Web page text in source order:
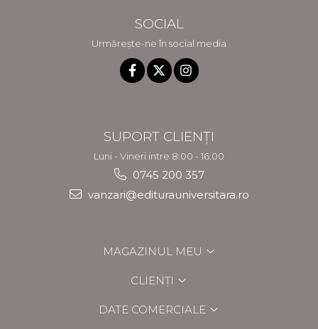
SOCIAL
Urmărește-ne în social media
SUPORT CLIENȚI
Luni - Vineri intre 8.00 - 16.00
0745 200 357
vanzari@editurauniversitara.ro
MAGAZINUL MEU
CLIENȚI
DATE COMERCIALE